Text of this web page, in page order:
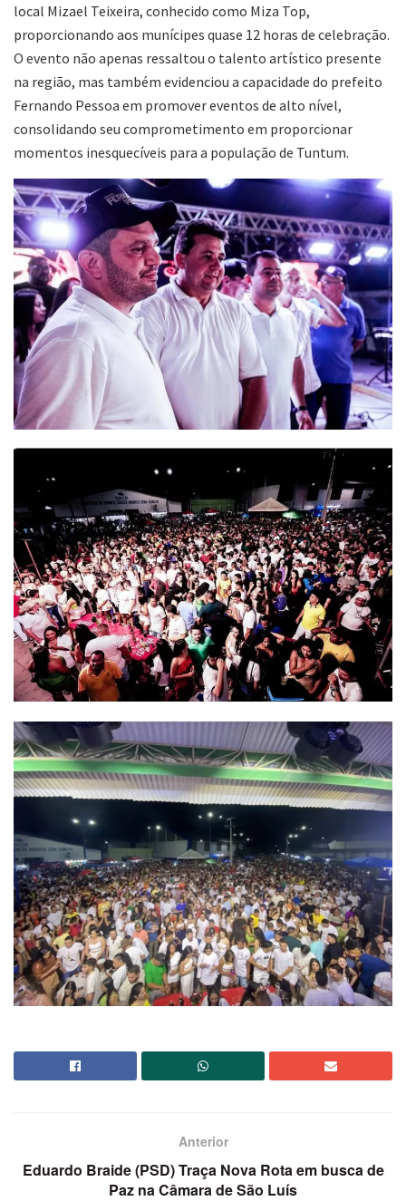
local Mizael Teixeira, conhecido como Miza Top,
proporcionando aos munícipes quase 12 horas de celebração.
O evento não apenas ressaltou o talento artístico presente
na região, mas também evidenciou a capacidade do prefeito
Fernando Pessoa em promover eventos de alto nível,
consolidando seu comprometimento em proporcionar
momentos inesquecíveis para a população de Tuntum.
Anterior
Eduardo Braide (PSD) Traça Nova Rota em busca de
Paz na Câmara de São Luís